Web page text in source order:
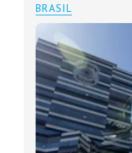
BRASIL